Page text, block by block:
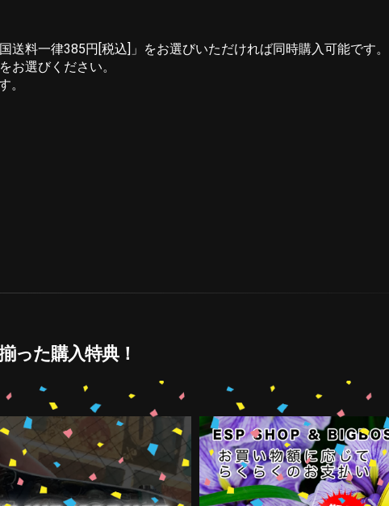
料一律385円[税込]」をお選びいただければ同時購入可能です。
お選びください。
。
った購入特典！